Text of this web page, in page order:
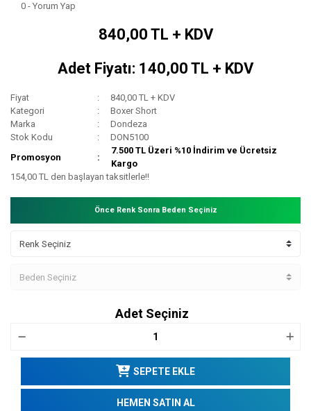
0 - Yorum Yap
840,00 TL + KDV
Adet Fiyatı: 140,00 TL + KDV
Fiyat
840,00 TL + KDV
Kategori
Boxer Short
Marka
Dondeza
Stok Kodu
DON5100
Promosyon
7.500 TL Üzeri %10 İndirim ve Ücretsiz
Kargo
154,00 TL den başlayan taksitlerle!!
Önce Renk Sonra Beden Seçiniz
Adet Seçiniz
SEPETE EKLE
HEMEN SATIN AL